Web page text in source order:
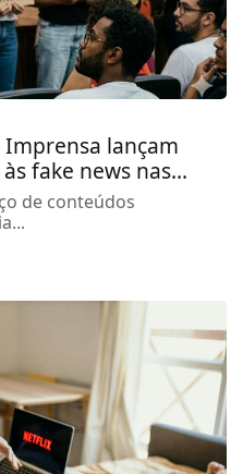
Imprensa lançam
fake news nas...
de conteúdos